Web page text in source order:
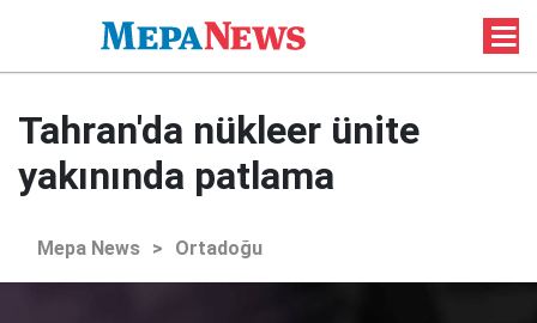
Tahran'da nükleer ünite
yakınında patlama
Mepa News > Ortadoğu